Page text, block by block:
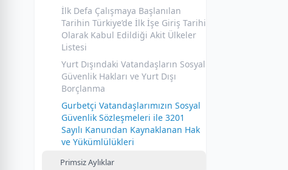
İlk Defa Çalışmaya Başlanılan
Tarihin Türkiye’de İlk İşe Giriş Tarihi
Olarak Kabul Edildiği Akit Ülkeler
Listesi
Yurt Dışındaki Vatandaşların Sosyal
Güvenlik Hakları ve Yurt Dışı
Borçlanma
Gurbetçi Vatandaşlarımızın Sosyal
Güvenlik Sözleşmeleri ile 3201
Sayılı Kanundan Kaynaklanan Hak
ve Yükümlülükleri
Primsiz Aylıklar